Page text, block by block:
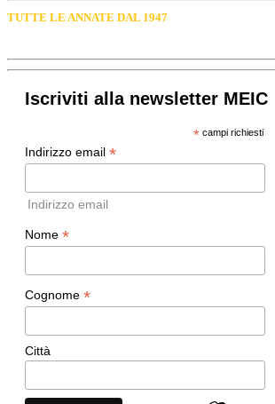
TUTTE LE ANNATE DAL 1947
Iscriviti alla newsletter MEIC
*campi richiesti
Indirizzo email *
Indirizzo email
Nome *
Cognome *
Città